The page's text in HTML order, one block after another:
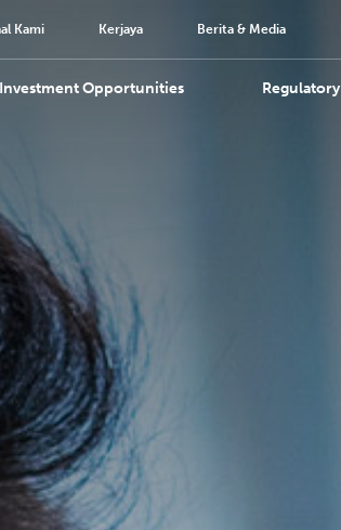
Kami Kerjaya Berita & Media
Investment Opportunities Regulatory